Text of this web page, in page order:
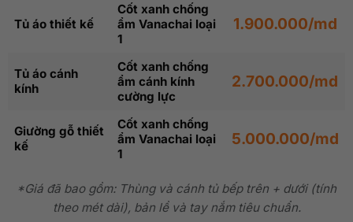
Tủ áo thiết kế
Cốt xanh chống
ẩm Vanachai loại
1
1.900.000/md
Tủ áo cánh
kính
Cốt xanh chống
ẩm cánh kính
cường lực
2.700.000/md
Giường gỗ thiết
kế
Cốt xanh chống
ẩm Vanachai loại
1
5.000.000/md
*Giá đã bao gồm: Thùng và cánh tủ bếp trên + dưới (tính
theo mét dài), bản lề và tay nắm tiêu chuẩn.